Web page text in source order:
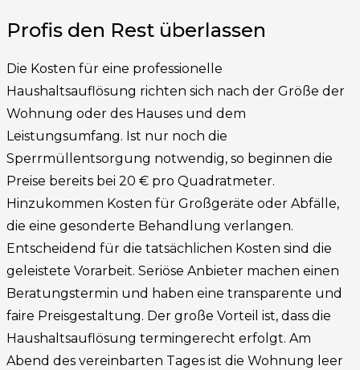
Profis den Rest überlassen
Die Kosten für eine professionelle
Haushaltsauflösung richten sich nach der Größe der
Wohnung oder des Hauses und dem
Leistungsumfang. Ist nur noch die
Sperrmüllentsorgung notwendig, so beginnen die
Preise bereits bei 20 € pro Quadratmeter.
Hinzukommen Kosten für Großgeräte oder Abfälle,
die eine gesonderte Behandlung verlangen.
Entscheidend für die tatsächlichen Kosten sind die
geleistete Vorarbeit. Seriöse Anbieter machen einen
Beratungstermin und haben eine transparente und
faire Preisgestaltung. Der große Vorteil ist, dass die
Haushaltsauflösung termingerecht erfolgt. Am
Abend des vereinbarten Tages ist die Wohnung leer